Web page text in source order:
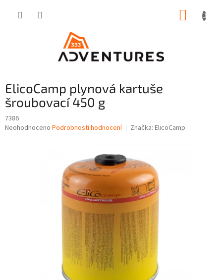
ElicoCamp plynová kartuše
šroubovací 450 g
7386
Průměrné
Neohodnoceno Podrobnosti hodnocení Značka: ElicoCamp